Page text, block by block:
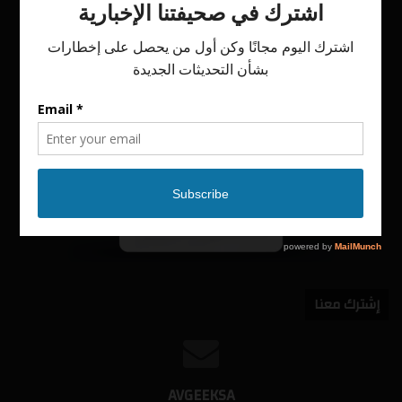
إشترك معنا
AVGEEKSA